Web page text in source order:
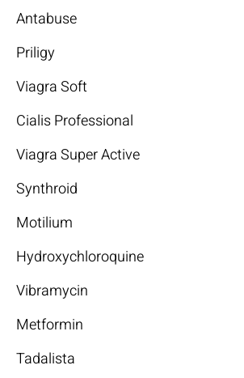
Antabuse
Priligy
Viagra Soft
Cialis Professional
Viagra Super Active
Synthroid
Motilium
Hydroxychloroquine
Vibramycin
Metformin
Tadalista